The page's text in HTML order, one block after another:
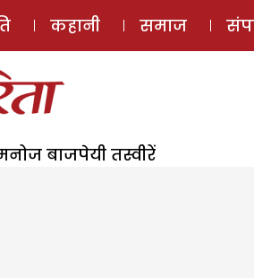
कहानी समाज
बाजपेयी तस्वीरें